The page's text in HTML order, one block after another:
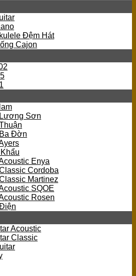
Đệm Hát
Cajon
Sơn
Đờn
Enya
Cordoba
Martinez
SQOE
Rosen
Acoustic
Classic